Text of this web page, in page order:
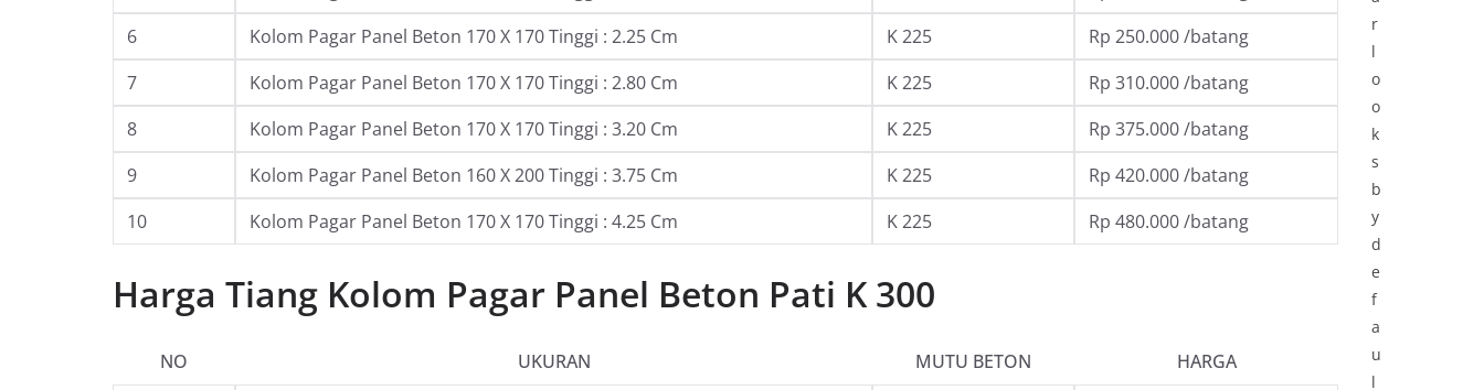
6
Kolom Pagar Panel Beton 170 X 170 Tinggi : 2.25 Cm K 225
Rp 250.000 /batang
7
Kolom Pagar Panel Beton 170 X 170 Tinggi : 2.80 Cm K 225
Rp 310.000 /batang
8
Kolom Pagar Panel Beton 170 X 170 Tinggi : 3.20 Cm K 225
Rp 375.000 /batang
9
Kolom Pagar Panel Beton 160 X 200 Tinggi : 3.75 Cm K 225
Rp 420.000 /batang
10
Kolom Pagar Panel Beton 170 X 170 Tinggi : 4.25 Cm K 225 Rp 480.000 /batang
Harga Tiang Kolom Pagar Panel Beton Pati K 300
NO UKURAN MUTU BETON
HARGA
r
l
o
o
k
s
b
y
d
e
f
a
u
l